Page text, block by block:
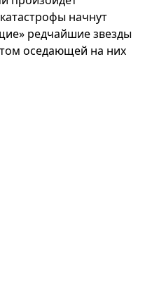
начнут
редчайшие звезды
оседающей на них